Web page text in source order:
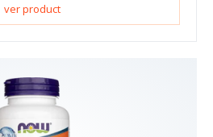
ver product